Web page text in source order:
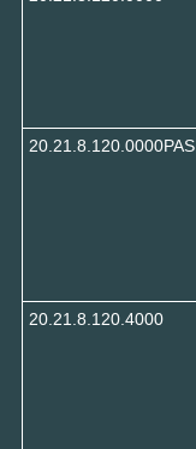
20.21.8.120.0000PAS
20.21.8.120.4000